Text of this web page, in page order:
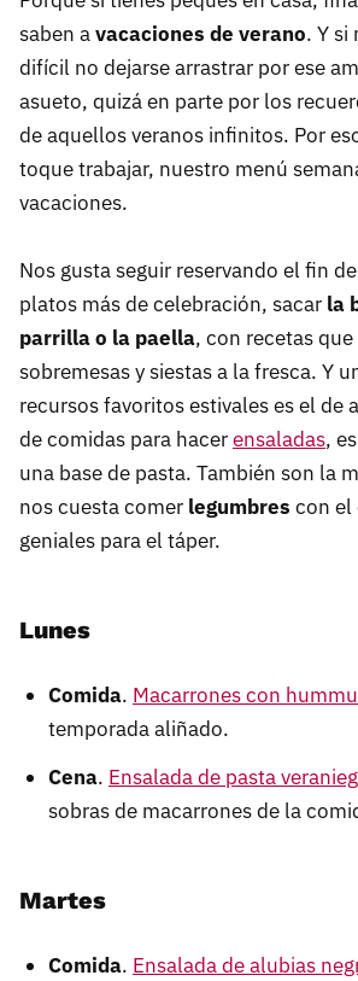
saben avacaciones de verano. Y si
difícil no dejarse arrastrar por ese
asueto, quizá en parte por los
de aquellos veranos infinitos. Por
toque trabajar, nuestro menú
vacaciones.
Nos gusta seguir reservando el fin
platos más de celebración, sacar la
parrilla o la paella, con recetas
sobremesas y siestas a la fresca. Y
recursos favoritos estivales es el de
de comidas para hacerensaladas,
una base de pasta. También son la
nos cuesta comer legumbres con el
geniales para el táper.
Lunes
Comida. Macarrones con
temporada aliñado.
Cena. Ensalada de pasta
sobras de macarrones de la
Martes
Comida. Ensalada de alubias